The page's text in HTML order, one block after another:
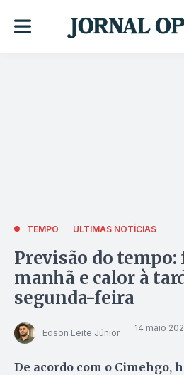
TEMPO ÚLTIMAS NOTÍCIAS
Previsão do
manhã e calor à
segunda-feira
Edson Leite Júnior 14 maio
De acordo com o Cimehgo,